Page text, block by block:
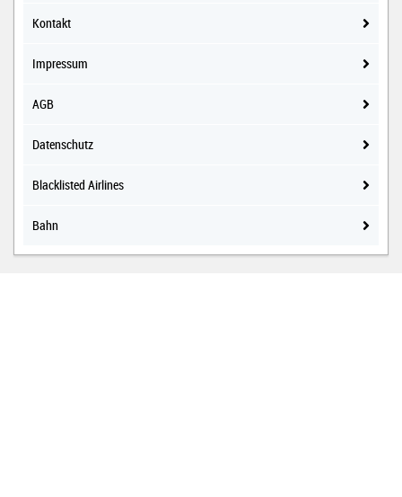
Kontakt
Impressum
AGB
Datenschutz
Blacklisted Airlines
Bahn